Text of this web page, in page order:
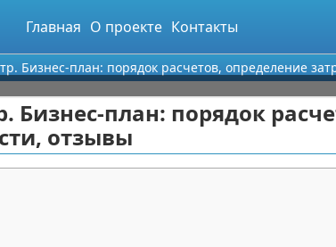
Главная О проекте Контакты
Бизнес-план: порядок расчетов, определение
Бизнес-план: порядок
отзывы